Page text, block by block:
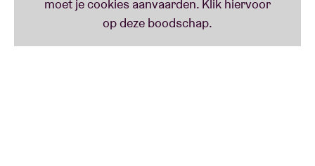
één vak te plaatsen valt. Instrumentaal,